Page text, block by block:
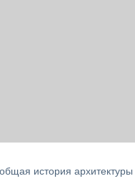
история архитектуры